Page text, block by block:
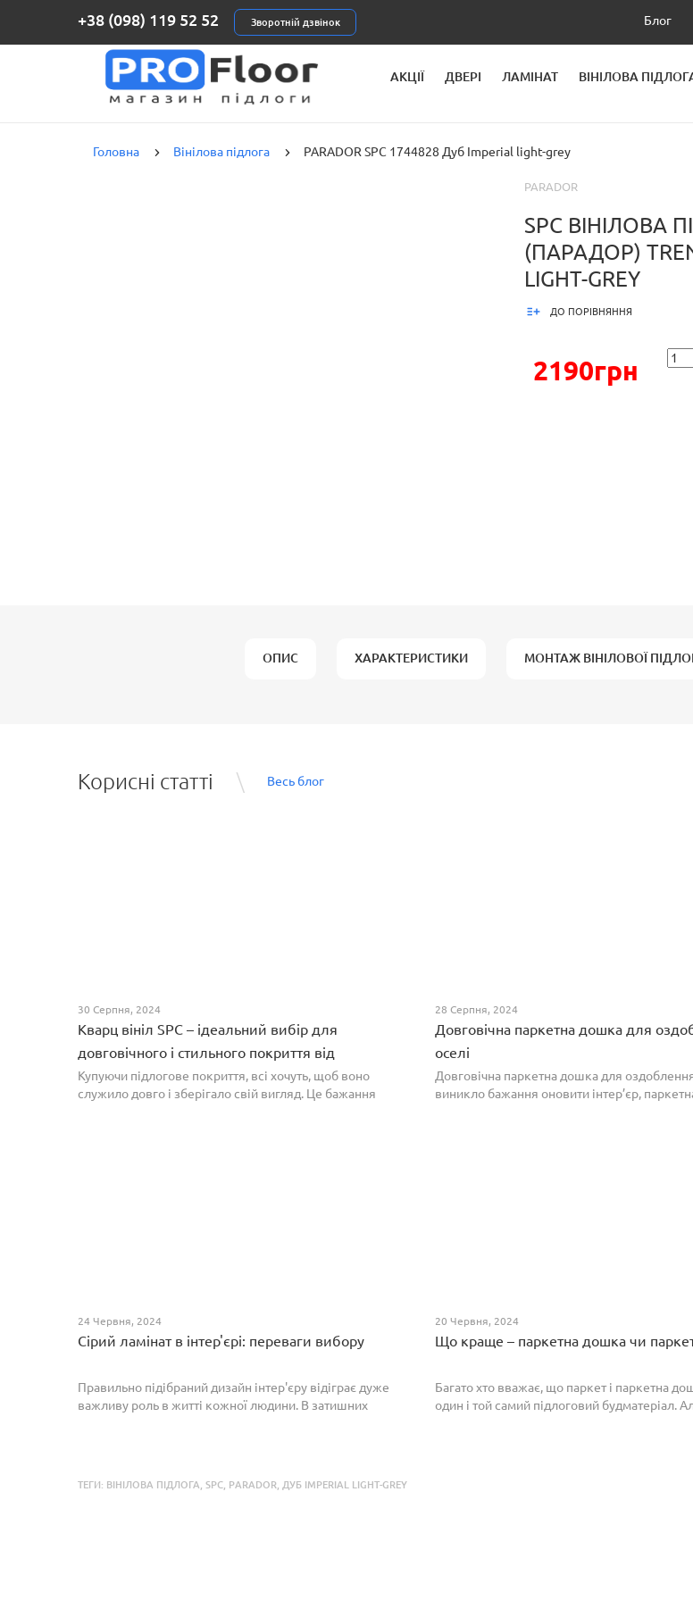
+38 (098) 119 52 52 Зворотній дзвінок Блог
АКЦІЇ ДВЕРІ ЛАМІНАТ ВІНІЛОВА
Головна Вінілова підлога PARADOR SPC 1744828 Дуб Imperial light-grey
PARADOR
SPC ВІНІЛОВА
(ПАРАДОР)
LIGHT-GREY
ДО ПОРІВНЯННЯ
2190грн
ОПИС ХАРАКТЕРИСТИКИ МОНТАЖ ВІНІЛОВОЇ
Корисні статті Весь блог
30 Серпня, 2024
Кварц вініл SPC – ідеальний вибір для
довговічного і стильного покриття від
PROFLOOR
Купуючи підлогове покриття, всі хочуть, щоб воно
служило довго і зберігало свій вигляд. Це бажання
28 Серпня, 2024
Довговічна паркетна дошка для
оселі
Довговічна паркетна дошка для
виникло бажання оновити інтер’єр,
24 Червня, 2024
Сірий ламінат в інтер'єрі: переваги вибору
Правильно підібраний дизайн інтер'єру відіграє дуже
важливу роль в житті кожної людини. В затишних
20 Червня, 2024
Що краще – паркетна дошка чи
Багато хто вважає, що паркет і паркетна
один і той самий підлоговий будматеріал.
ТЕГИ: ВІНІЛОВА ПІДЛОГА SPC PARADOR ДУБ IMPERIAL LIGHT-GREY